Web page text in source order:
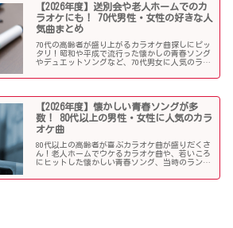
【2026年度】送別会や老人ホームでのカ
ラオケにも！ 70代男性・女性の好きな人
気曲まとめ
70代の高齢者が盛り上がるカラオケ曲探しにピッ
タリ！昭和や平成で流行った懐かしの青春ソング
やデュエットソングなど、70代男女に人気のラン
ウケる曲、老人に喜ばれる曲が詰まったラインナ
【2026年度】懐かしい青春ソングが多
数！ 80代以上の男性・女性に人気のカラ
オケ曲
80代以上の高齢者が喜ぶカラオケ曲が盛りだくさ
ん！老人ホームでウケるカラオケ曲や、若いころ
にヒットした懐かしい青春ソング、当時のランキ
た！